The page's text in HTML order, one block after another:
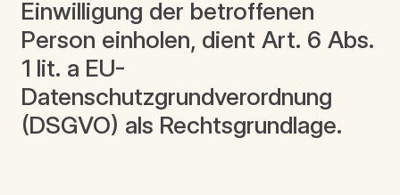
Einwilligung der betroffenen
Person einholen, dient Art. 6 Abs.
1 lit. a EU-
Datenschutzgrundverordnung
(DSGVO) als Rechtsgrundlage.